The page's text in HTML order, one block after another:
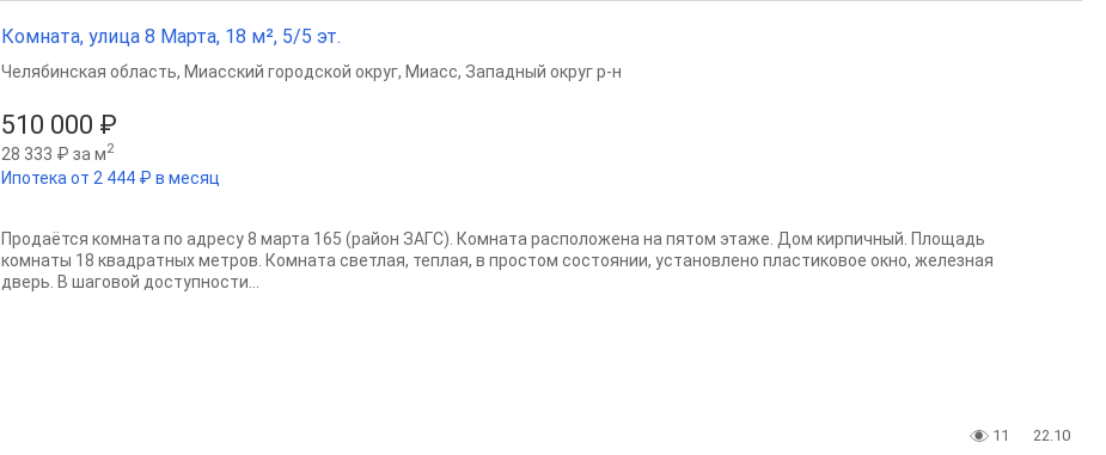
Комната, улица 8 Марта, 18 м², 5/5 эт.
510 000 ₽
28 333 ₽ за м2
Ипотека от 2 444 ₽ в месяц
Челябинская область, Миасский городской округ, Миасс, Западный округ р-н
Продаётся комната по адресу 8 марта 165 (район ЗАГС). Комната расположена на пятом этаже. Дом кирпичный. Площадь
комнаты 18 квадратных метров. Комната светлая, теплая, в простом состоянии, установлено пластиковое окно, железная
дверь. В шаговой доступности...
11 22.10